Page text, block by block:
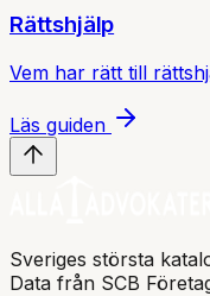
Rättshjälp
Vem har rätt till
Läs guiden
Sveriges största
Data från SCB